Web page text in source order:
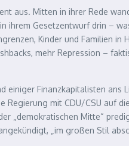
aus. Mitten in ihrer Rede
Gesetzentwurf drin –
Kinder und Familien in
mehr Repression –
einiger Finanzkapitalisten ans
mit CDU/CSU auf
„demokratischen Mitte“
„im großen Stil